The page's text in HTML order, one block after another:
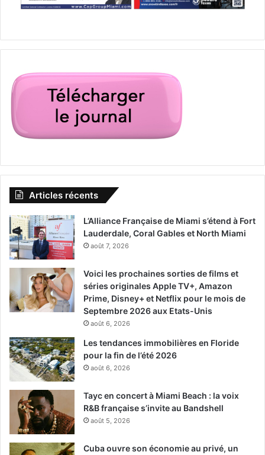
Articles récents
L’Alliance Française de Miami s’étend à Fort
Lauderdale, Coral Gables et North Miami
août 7, 2026
Voici les prochaines sorties de films et
séries originales Apple TV+, Amazon
Prime, Disney+ et Netflix pour le mois de
Septembre 2026 aux Etats-Unis
août 6, 2026
Les tendances immobilières en Floride
pour la fin de l’été 2026
août 6, 2026
Tayc en concert à Miami Beach : la voix
R&B française s’invite au Bandshell
août 5, 2026
Cuba ouvre son économie au privé, un